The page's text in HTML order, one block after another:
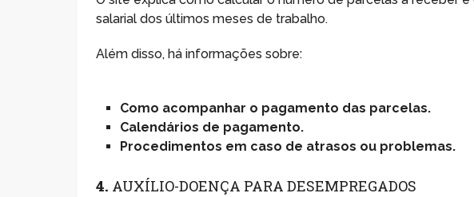
salarial dos últimos meses de trabalho.
Além disso, há informações sobre:
Como acompanhar o pagamento das parcelas.
Calendários de pagamento.
Procedimentos em caso de atrasos ou problemas.
4. AUXÍLIO-DOENÇA PARA DESEMPREGADOS